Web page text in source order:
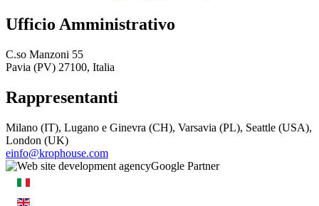
Ufficio Amministrativo
C.so Manzoni 55
Pavia (PV) 27100, Italia
Rappresentanti
Milano (IT), Lugano e Ginevra (CH), Varsavia (PL), Seattle (USA),
London (UK)
einfo@krophouse.com